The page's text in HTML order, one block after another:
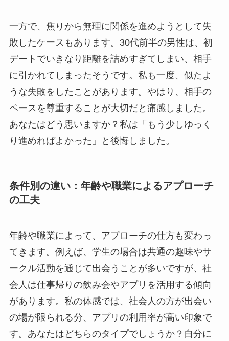
一方で、焦りから無理に関係を進めようとして失
敗したケースもあります。30代前半の男性は、初
デートでいきなり距離を詰めすぎてしまい、相手
に引かれてしまったそうです。私も一度、似たよ
うな失敗をしたことがあります。やはり、相手の
ペースを尊重することが大切だと痛感しました。
あなたはどう思いますか？私は「もう少しゆっく
り進めればよかった」と後悔しました。
条件別の違い：年齢や職業によるアプローチ
の工夫
年齢や職業によって、アプローチの仕方も変わっ
てきます。例えば、学生の場合は共通の趣味やサ
ークル活動を通じて出会うことが多いですが、社
会人は仕事帰りの飲み会やアプリを活用する傾向
があります。私の体感では、社会人の方が出会い
の場が限られる分、アプリの利用率が高い印象で
す。あなたはどちらのタイプでしょうか？自分に